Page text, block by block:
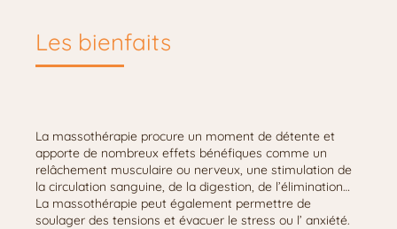
Les bienfaits
La massothérapie procure un moment de détente et
apporte de nombreux effets bénéfiques comme un
relâchement musculaire ou nerveux, une stimulation de
la circulation sanguine, de la digestion, de l’élimination…
La massothérapie peut également permettre de
soulager des tensions et évacuer le stress ou l’ anxiété.